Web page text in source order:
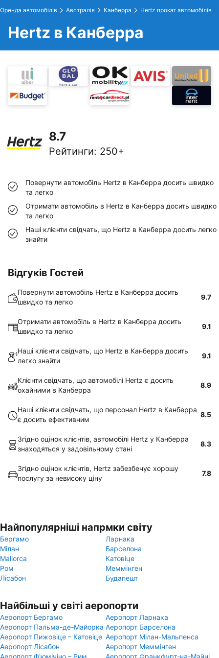
Оренда автомобілів Австралія Канберра Hertz прокат автомобілів
Hertz в Канберра
8.7
Рейтинги: 250+
Повернути автомобіль Hertz в Канберра досить швидко
та легко
Отримати автомобіль в Hertz в Канберра досить швидко
та легко
Наші клієнти свідчать, що Hertz в Канберра досить легко
знайти
Відгуків Гостей
Повернути автомобіль Hertz в Канберра досить
швидко та легко
9.7
Отримати автомобіль в Hertz в Канберра досить
швидко та легко
9.1
Наші клієнти свідчать, що Hertz в Канберра досить
легко знайти
9.1
Клієнти свідчать, що автомобілі Hertz є досить
охайними в Канберра
8.9
Наші клієнти свідчать, що персонал Hertz в Канберра
є досить ефективним
8.5
Згідно оцінок клієнтів, автомобілі Hertz у Канберра
знаходяться у задовільному стані
8.3
Згідно оцінок клієнтів, Hertz забезбечує хорошу
послугу за невисоку ціну
7.8
Найпопулярніші напрмки світу
Бергамо
Ларнака
Мілан
Барселона
Mallorca
Катовіце
Ром
Меммінген
Лісабон
Будапешт
Найбільші у світі аеропорти
Аеропорт Бергамо
Аеропорт Ларнака
Аеропорт Пальма-де-Майорка Аеропорт Барселона
Аеропорт Пижовіце – Катовіце Аеропорт Мілан-Мальпенса
Аеропорт Лісабон
Аеропорт Меммінген
Аеропорт Ф'юмічіно – Рим
Аеропорт Франкфурт-на-Майні